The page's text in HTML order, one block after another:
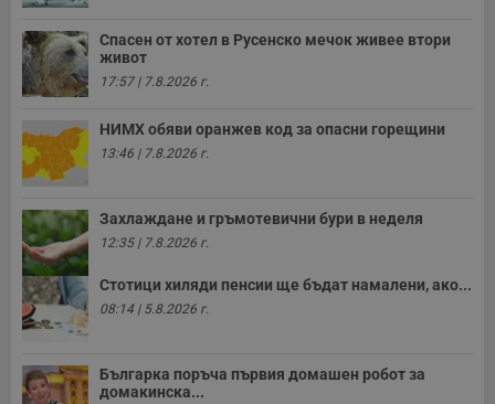
Спасен от хотел в Русенско мечок живее втори
живот
17:57 | 7.8.2026 г.
НИМХ обяви оранжев код за опасни горещини
13:46 | 7.8.2026 г.
Захлаждане и гръмотевични бури в неделя
12:35 | 7.8.2026 г.
Стотици хиляди пенсии ще бъдат намалени, ако...
08:14 | 5.8.2026 г.
Българка поръча първия домашен робот за
домакинска...